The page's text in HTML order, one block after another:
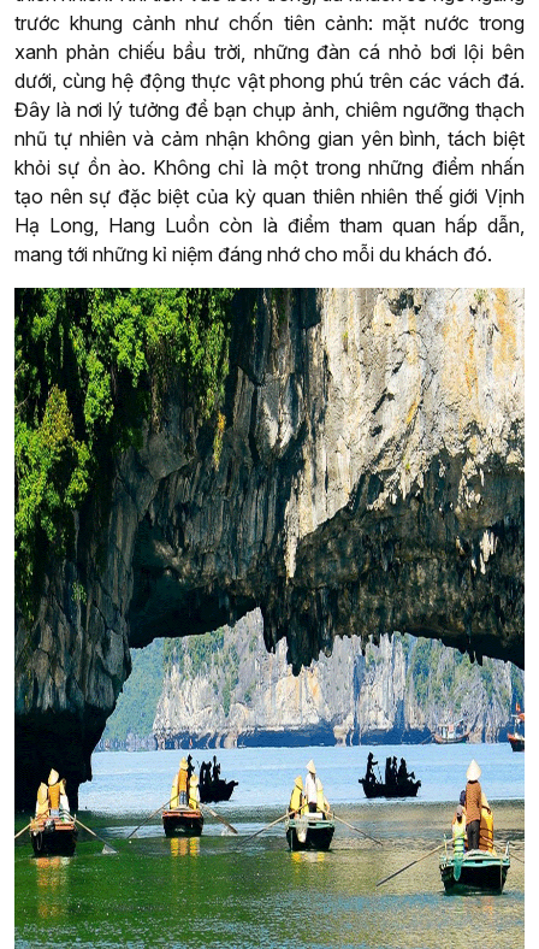
trước khung cảnh như chốn tiên cảnh: mặt nước trong
xanh phản chiếu bầu trời, những đàn cá nhỏ bơi lội bên
dưới, cùng hệ động thực vật phong phú trên các vách đá.
Đây là nơi lý tưởng để bạn chụp ảnh, chiêm ngưỡng thạch
nhũ tự nhiên và cảm nhận không gian yên bình, tách biệt
khỏi sự ồn ào. Không chỉ là một trong những điểm nhấn
tạo nên sự đặc biệt của kỳ quan thiên nhiên thế giới Vịnh
Hạ Long, Hang Luồn còn là điểm tham quan hấp dẫn,
mang tới những kỉ niệm đáng nhớ cho mỗi du khách đó.